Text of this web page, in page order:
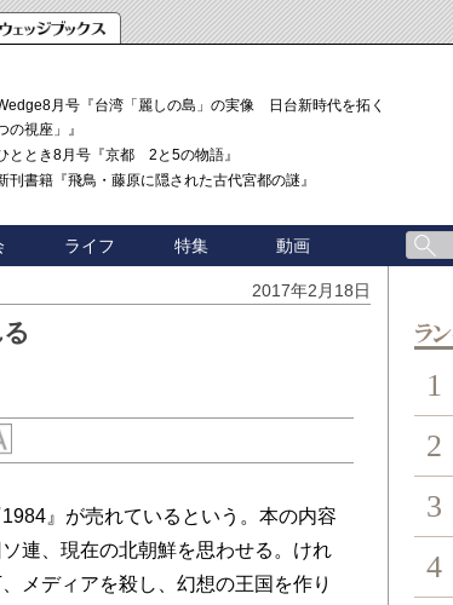
月号『台湾「麗しの島」の実像 日台新時代を拓く「3
の視座」』
ととき8月号『京都 2と5の物語』
刊書籍『飛鳥・藤原に隠された古代宮都の謎』
ライフ 特集 動画
2017年2月18日
』が売れているという。本の内容
連、現在の北朝鮮を思わせる。けれ
メディアを殺し、幻想の王国を作り
1
2
3
4